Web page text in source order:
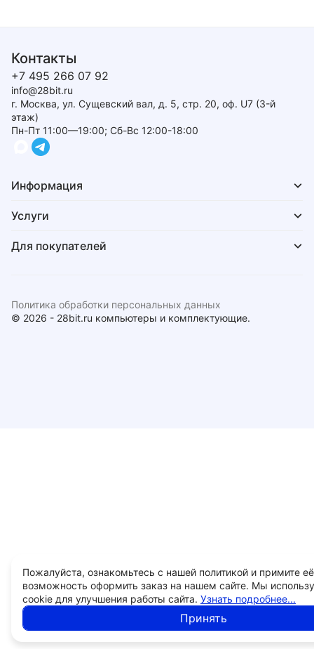
Контакты
+7 495 266 07 92
info@28bit.ru
г. Москва, ул. Сущевский вал, д. 5, стр. 20, оф. U7 (3-й
этаж)
Пн-Пт 11:00—19:00; Сб-Вс 12:00-18:00
Информация
Услуги
Для покупателей
© 2026 - 28bit.ru компьютеры и комплектующие.
Политика обработки персональных данных
Пожалуйста, ознакомьтесь с нашей политикой и примите
возможность оформить заказ на нашем сайте. Мы
cookie для улучшения работы сайта. Узнать подробнее...
Принять